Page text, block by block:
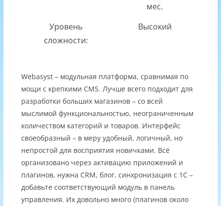
мес.
Уровень
сложности:
Высокий
Webasyst – модульная платформа, сравнимая по
мощи с крепкими CMS. Лучше всего подходит для
разработки больших магазинов – со всей
мыслимой функциональностью, неограниченным
количеством категорий и товаров. Интерфейс
своеобразный – в меру удобный, логичный, но
непростой для восприятия новичками. Всё
организовано через активацию приложений и
плагинов, нужна CRM, блог, синхронизация с 1С –
добавьте соответствующий модуль в панель
управления. Их довольно много (плагинов около